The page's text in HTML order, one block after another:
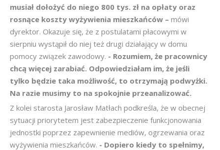
musiał dołożyć do niego 800 tys. zł na opłaty oraz
rosnące koszty wyżywienia mieszkańców – mówi
dyrektor. Okazuje się, że z postulatami płacowymi w
sierpniu wystąpił do niej też drugi działający w domu
pomocy związek zawodowy. - Rozumiem, że pracownicy
chcą więcej zarabiać. Odpowiedziałam im, że jeśli
tylko będzie taka możliwość, to otrzymają podwyżki.
Na razie musimy to na spokojnie przeanalizować.
Z kolei starosta Jarosław Matłach podkreśla, że w obecnej
sytuacji priorytetem jest zabezpieczenie funkcjonowania
jednostki poprzez zapewnienie mediów, ogrzewania oraz
wyżywienia mieszkańców. - Dopiero kiedy to spełnimy,